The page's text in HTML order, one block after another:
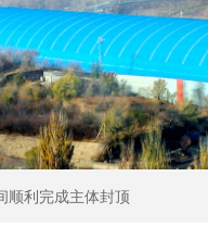
顺利完成主体封顶